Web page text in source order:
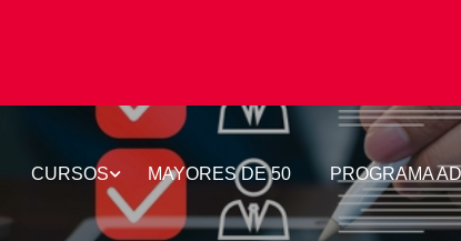
CURSOS MAYORES DE 50 PROGRAMA